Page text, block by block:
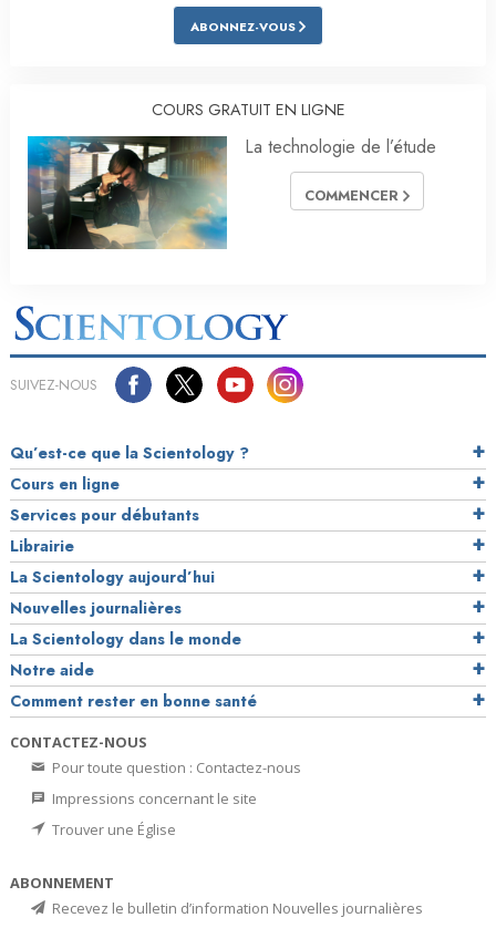
ABONNEZ-VOUS
COURS GRATUIT EN LIGNE
La technologie de l’étude
COMMENCER
SUIVEZ-NOUS
Qu’est-ce que la Scientology ?
Cours en ligne
Services pour débutants
Librairie
La Scientology aujourd’hui
Nouvelles journalières
La Scientology dans le monde
Notre aide
Comment rester en bonne santé
CONTACTEZ-NOUS
Pour toute question : Contactez-nous
Impressions concernant le site
Trouver une Église
ABONNEMENT
Recevez le bulletin d’information Nouvelles journalières